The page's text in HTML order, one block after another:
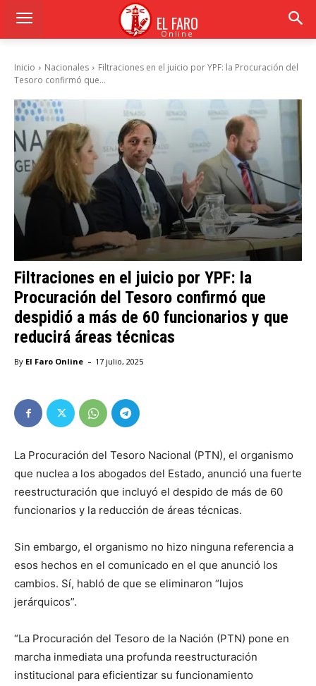
EL FARO
Online
Inicio Nacionales
Filtraciones en el juicio por YPF: la Procuración del
Tesoro confirmó que...
Filtraciones en el juicio por YPF: la
Procuración del Tesoro confirmó que
despidió a más de 60 funcionarios y que
reducirá áreas técnicas
By El Faro Online - 17 julio, 2025
La Procuración del Tesoro Nacional (PTN), el organismo
que nuclea a los abogados del Estado, anunció una fuerte
reestructuración que incluyó el despido de más de 60
funcionarios y la reducción de áreas técnicas.
Sin embargo, el organismo no hizo ninguna referencia a
esos hechos en el comunicado en el que anunció los
cambios. Sí, habló de que se eliminaron “lujos
jerárquicos”.
“La Procuración del Tesoro de la Nación (PTN) pone en
marcha inmediata una profunda reestructuración
institucional para eficientizar su funcionamiento